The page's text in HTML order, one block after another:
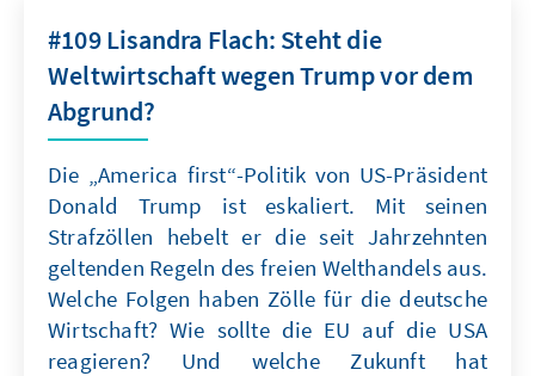
#109 Lisandra Flach: Steht die
Weltwirtschaft wegen Trump vor dem
Abgrund?
Die „America first“-Politik von US-Präsident
Donald Trump ist eskaliert. Mit seinen
Strafzöllen hebelt er die seit Jahrzehnten
geltenden Regeln des freien Welthandels aus.
Welche Folgen haben Zölle für die deutsche
Wirtschaft? Wie sollte die EU auf die USA
reagieren? Und welche Zukunft hat